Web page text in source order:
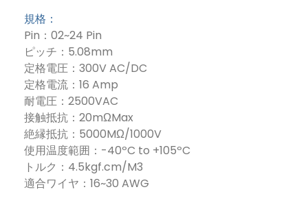
規格：
Pin：02~24 Pin
ピッチ：5.08mm
定格電圧：300V AC/DC
定格電流：16 Amp
耐電圧：2500VAC
接触抵抗：20mΩMax
絶縁抵抗：5000MΩ/1000V
使用温度範囲：-40ºC to +105ºC
トルク：4.5kgf.cm/M3
適合ワイヤ：16~30 AWG